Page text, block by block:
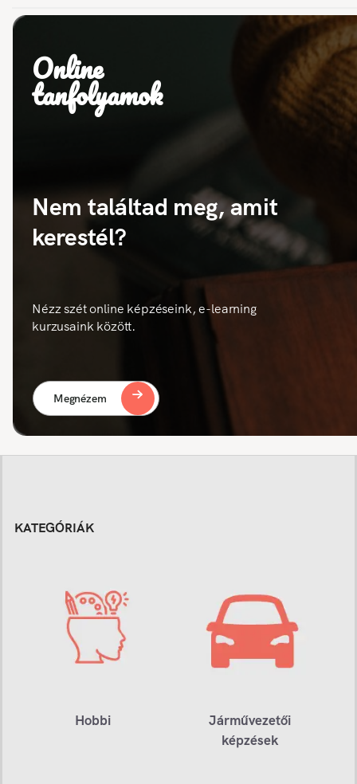
Online
tanfolyamok
Nem találtad meg, amit
kerestél?
Nézz szét online képzéseink, e-learning
kurzusaink között.
Megnézem
KATEGÓRIÁK
Hobbi
Járművezetői
képzések